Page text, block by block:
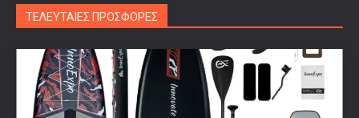
ΤΕΛΕΥΤΑΙΕΣ ΠΡΟΣΦΟΡΕΣ